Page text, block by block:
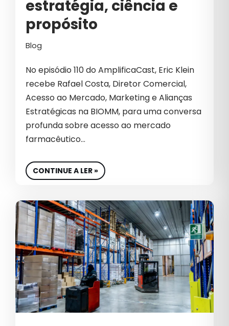
INOVAÇÃO
INTELIGÊNCIA ARTIFICIAL
LÍDER
LIDERANÇA
LIDERANÇA CORPORATIVA
LIDERANÇA ESTRATÉGICA
LIDERANÇA NO MERCADO
LÍDERES DE MARKETING E GROWTH
LINKEDIN
MARCAS
MARKETING
MARKETING B2B
MARKETING DIGITAL
estratégia, ciência e
propósito
Blog
No episódio 110 do AmplificaCast, Eric Klein
recebe Rafael Costa, Diretor Comercial,
Acesso ao Mercado, Marketing e Alianças
Estratégicas na BIOMM, para uma conversa
profunda sobre acesso ao mercado
farmacêutico…
CONTINUE A LER »